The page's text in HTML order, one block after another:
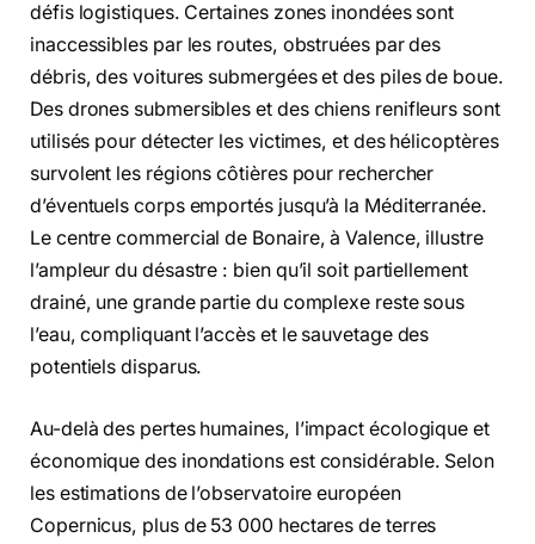
défis logistiques. Certaines zones inondées sont
inaccessibles par les routes, obstruées par des
débris, des voitures submergées et des piles de boue.
Des drones submersibles et des chiens renifleurs sont
utilisés pour détecter les victimes, et des hélicoptères
survolent les régions côtières pour rechercher
d’éventuels corps emportés jusqu’à la Méditerranée.
Le centre commercial de Bonaire, à Valence, illustre
l’ampleur du désastre : bien qu’il soit partiellement
drainé, une grande partie du complexe reste sous
l’eau, compliquant l’accès et le sauvetage des
potentiels disparus.
Au-delà des pertes humaines, l’impact écologique et
économique des inondations est considérable. Selon
les estimations de l’observatoire européen
Copernicus, plus de 53 000 hectares de terres